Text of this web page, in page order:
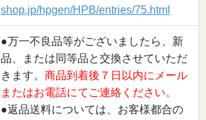
shop.jp/hpgen/HPB/entries/75.html
●万一不良品等がございましたら、新
品、または同等品と交換させていただ
きます。 商品到着後７日以内にメール
またはお電話にてご連絡ください。
●返品送料については、お客様都合の